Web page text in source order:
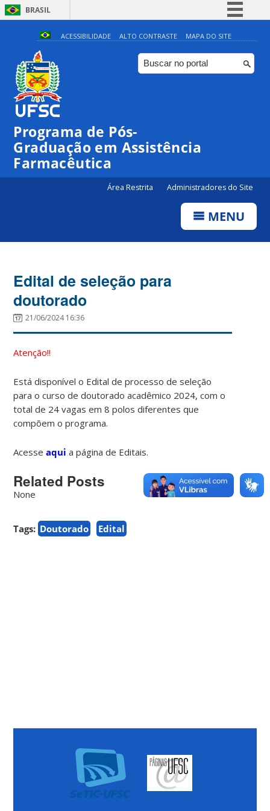
BRASIL
Simplifique!
Comunica BR
Participe
ACESSIBILIDADE ALTO CONTRASTE MAPA DO SITE
Programa de Pós-
Graduação em Assistência
Farmacêutica
Área Restrita Administradores do Site
MENU
Edital de seleção para
doutorado
21/06/2024 16:36
Atenção!!
Está disponível o Edital de processo de seleção
para o curso de doutorado acadêmico 2024, com o
total de 24 vagas em 8 polos diferentes que
compõem o programa.
Acesse aquia página de Editais.
Related Posts
None
Tags: Doutorado Edital